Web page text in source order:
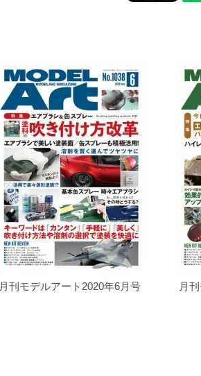
月刊モデルアート2020年6月号 月